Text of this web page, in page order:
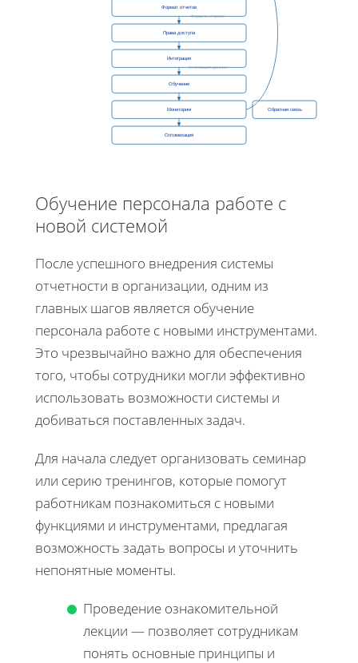
Формат отчетов
Права доступа
Интеграция
Обучение
Мониторинг
Оптимизация
Обратная связь
Форматы и права
Интеграция данных
Обучение персонала работе с
новой системой
После успешного внедрения системы
отчетности в организации, одним из
главных шагов является обучение
персонала работе с новыми инструментами.
Это чрезвычайно важно для обеспечения
того, чтобы сотрудники могли эффективно
использовать возможности системы и
добиваться поставленных задач.
Для начала следует организовать семинар
или серию тренингов, которые помогут
работникам познакомиться с новыми
функциями и инструментами, предлагая
возможность задать вопросы и уточнить
непонятные моменты.
Проведение ознакомительной
лекции — позволяет сотрудникам
понять основные принципы и